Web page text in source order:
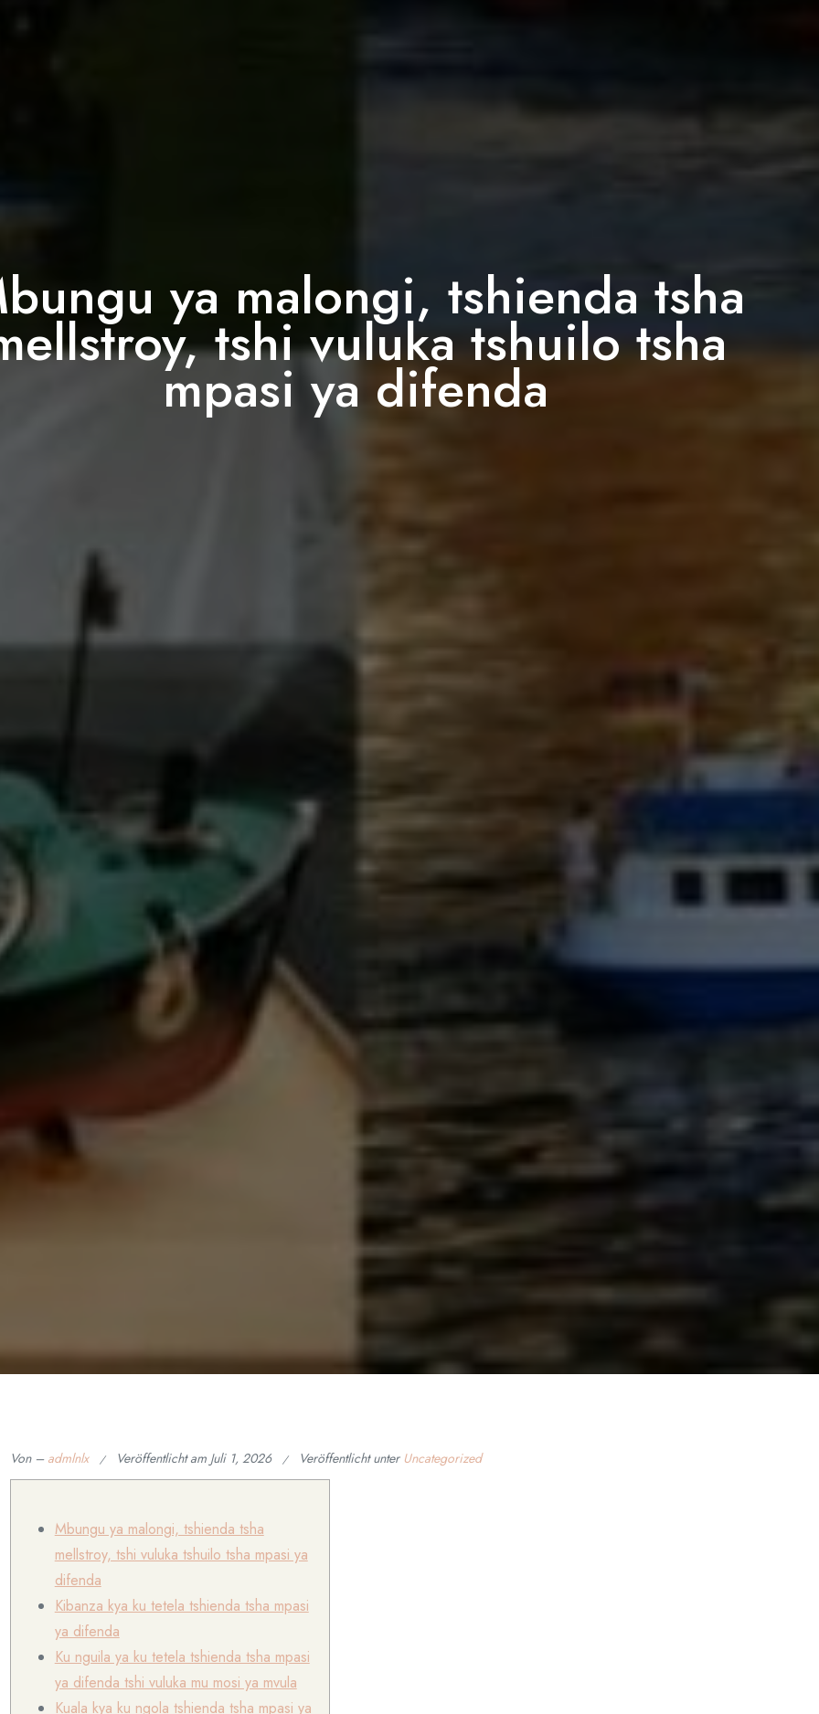
ya malongi, tshienda tsha
tshi vuluka tshuilo tsha
mpasi ya difenda
Von – admlnlx Veröffentlicht am Juli 1, 2026 Veröffentlicht unter Uncategorized
Mbungu ya malongi, tshienda tsha
mellstroy, tshi vuluka tshuilo tsha mpasi ya
difenda
Kibanza kya ku tetela tshienda tsha mpasi
ya difenda
Ku nguila ya ku tetela tshienda tsha mpasi
ya difenda tshi vuluka mu mosi ya mvula
Kuala kya ku ngola tshienda tsha mpasi ya